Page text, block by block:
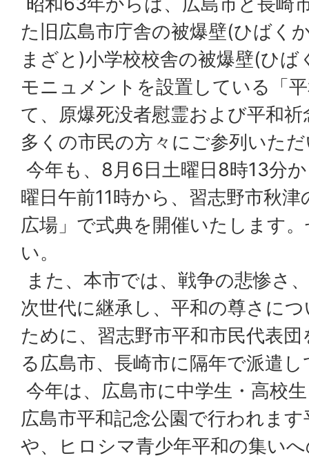
た旧広島市庁舎の被爆壁(ひばく
まざと)小学校校舎の被爆壁(ひ
モニュメントを設置している「
て、原爆死没者慰霊および平和
多くの市民の方々にご参列いた
今年も、8月6日土曜日8時13分
曜日午前11時から、習志野市秋
広場」で式典を開催いたします
い。
また、本市では、戦争の悲惨さ
次世代に継承し、平和の尊さに
ために、習志野市平和市民代表
る広島市、長崎市に隔年で派遣
今年は、広島市に中学生・高校
広島市平和記念公園で行われま
や、ヒロシマ青少年平和の集い